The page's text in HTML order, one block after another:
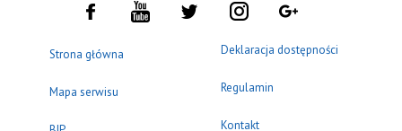
Strona główna
Mapa serwisu
Deklaracja dostępności
Regulamin
Kontakt